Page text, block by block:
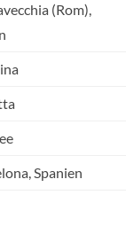
(Rom),
Spanien